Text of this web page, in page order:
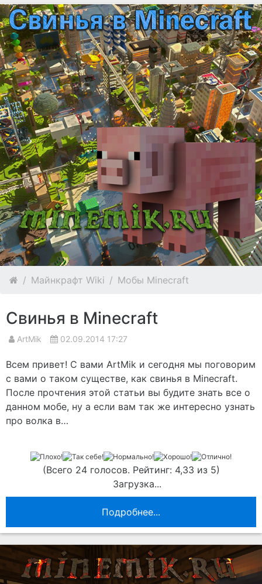
Майнкрафт Wiki Мобы Minecraft
Свинья в Minecraft
ArtMik 02.09.2014 17:27
Всем привет! С вами ArtMik и сегодня мы поговорим
с вами о таком существе, как свинья в Minecraft.
После прочтения этой статьи вы будите знать все о
данном мобе, ну а если вам так же интересно узнать
про волка в…
(Всего 24 голосов. Рейтинг: 4,33 из 5)
Загрузка...
Подробнее...